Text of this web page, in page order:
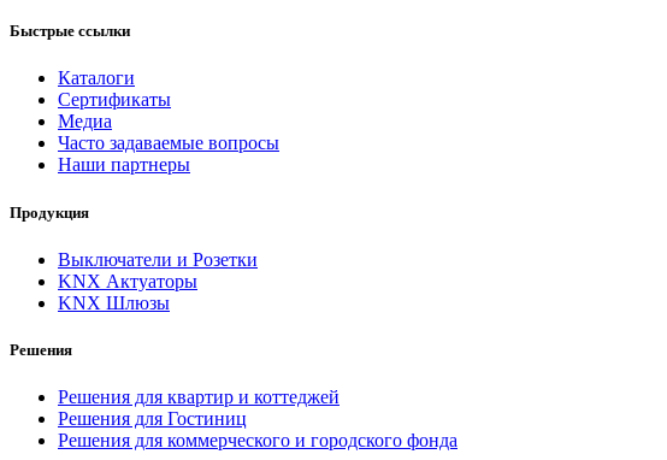
Быстрые ссылки
Каталоги
Сертификаты
Медиа
Часто задаваемые вопросы
Наши партнеры
Продукция
Выключатели и Розетки
KNX Актуаторы
KNX Шлюзы
Решения
Решения для квартир и коттеджей
Решения для Гостиниц
Решения для коммерческого и городского фонда